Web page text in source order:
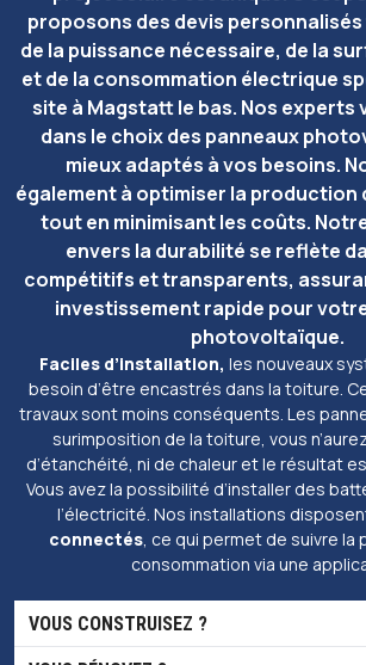
proposons des devis
de la puissance nécessaire, de la
et de la consommation électrique
site à Magstatt le bas. Nos experts
dans le choix des panneaux
mieux adaptés à vos besoins.
également à optimiser la production
tout en minimisant les coûts.
envers la durabilité se reflète
compétitifs et transparents,
investissement rapide pour
photovoltaïque.
Faciles d’installation, les nouveaux
besoin d’être encastrés dans la toiture.
travaux sont moins conséquents. Les
surimposition de la toiture, vous
d’étanchéité, ni de chaleur et le résultat
Vous avez la possibilité d’installer des
l’électricité. Nos installations
connectés, ce qui permet de suivre la
consommation via une
VOUS CONSTRUISEZ ?